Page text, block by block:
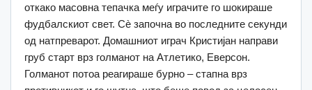
откако масовна тепачка меѓу играчите го шокираше
фудбалскиот свет. Сè започна во последните секунди
од натпреварот. Домашниот играч Кристијан направи
груб старт врз голманот на Атлетико, Еверсон.
Голманот потоа реагираше бурно – стапна врз